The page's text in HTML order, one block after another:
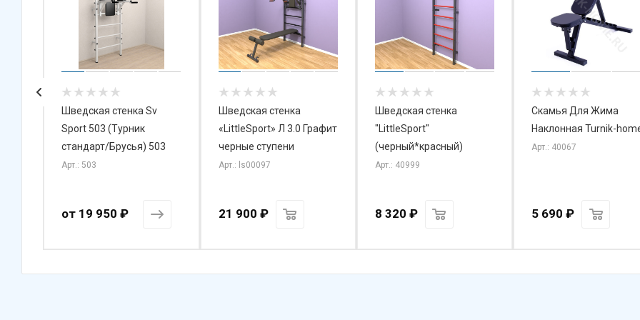
Шведская стенка Sv
Sport 503 (Турник
стандарт/Брусья) 503
Арт.: 503
от 19 950 ₽
Шведская стенка
«LittleSport» Л 3.0 Графит
черные ступени
Арт.: ls00097
21 900 ₽
Шведская стенка
"LittleSport"
(черный*красный)
Арт.: 40999
8 320 ₽
Скамья Для Жима
Наклонная Turnik-
Арт.: 40067
5 690 ₽